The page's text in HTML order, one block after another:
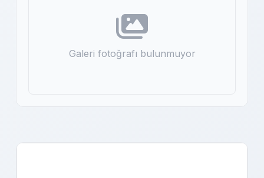
Galeri fotoğrafı bulunmuyor